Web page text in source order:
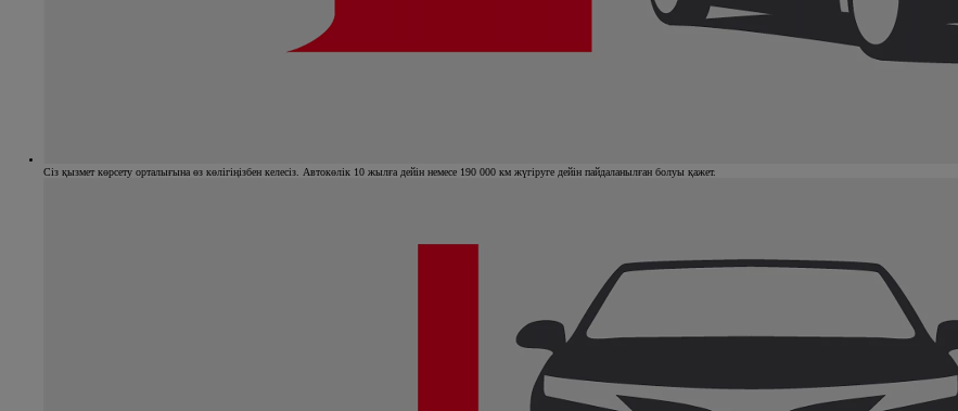
Сіз қызмет көрсету орталығына өз көлігіңізбен келесіз. Автокөлік 10 жылға дейін немесе 190 000 км жүгіруге дейін пайдаланылған болуы қажет.